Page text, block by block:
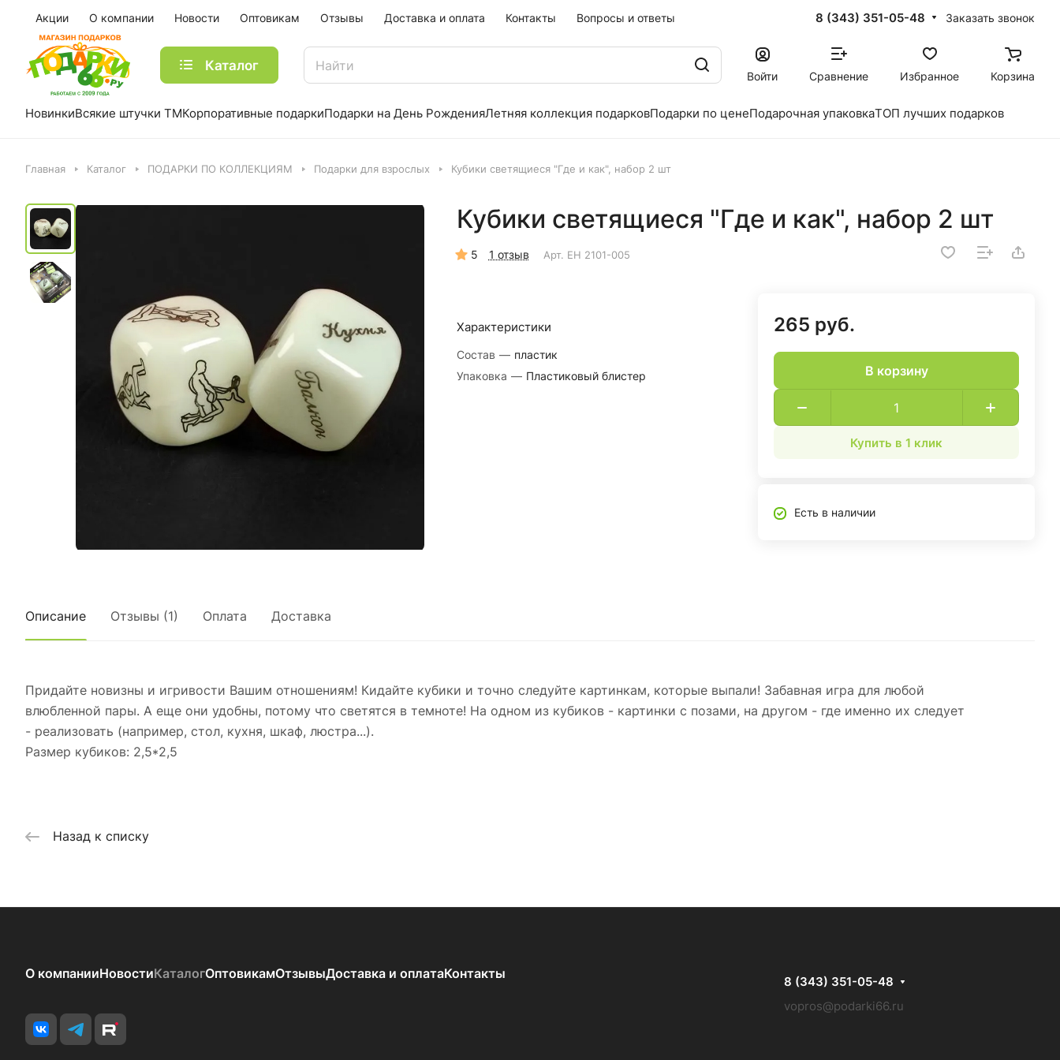
Акции О компании Новости Оптовикам Отзывы Доставка и оплата Контакты Вопросы и ответы 8 (343) 351-05-48 Заказать звонок
Каталог
Войти Сравнение Избранное Корзина
НовинкиВсякие штучки ТМКорпоративные подаркиПодарки на День РожденияЛетняя коллекция подарковПодарки по ценеПодарочная упаковкаТОП лучших подарков
Главная Каталог ПОДАРКИ ПО КОЛЛЕКЦИЯМ Подарки для взрослых Кубики светящиеся "Где и как", набор 2 шт
Кубики светящиеся "Где и как", набор 2 шт
5 1 отзыв Арт. EH 2101-005
Характеристики
Состав — пластик
Упаковка — Пластиковый блистер
265 руб.
В корзину
Купить в 1 клик
Есть в наличии
Описание Отзывы (1) Оплата Доставка
Придайте новизны и игривости Вашим отношениям! Кидайте кубики и точно следуйте картинкам, которые выпали! Забавная игра для любой
влюбленной пары. А еще они удобны, потому что светятся в темноте! На одном из кубиков - картинки с позами, на другом - где именно их следует
- реализовать (например, стол, кухня, шкаф, люстра...).
Размер кубиков: 2,5*2,5
Назад к списку
О компанииНовостиКаталогОптовикамОтзывыДоставка и оплатаКонтакты
8 (343) 351-05-48
vopros@podarki66.ru